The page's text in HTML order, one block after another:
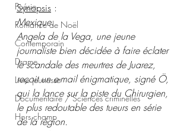
Poésie
Romance de Noël
Contemporain
Drame
Livre jeunesse
Documentaire / Sciences criminelles
Hors champ
Synopsis :
Mexique.
Angela de la Vega, une jeune
journaliste bien décidée à faire éclater
le scandale des meurtres de Juarez,
reçoit un e-mail énigmatique, signé Ö,
qui la lance sur la piste du Chirurgien,
le plus redoutable des tueurs en série
de la région.